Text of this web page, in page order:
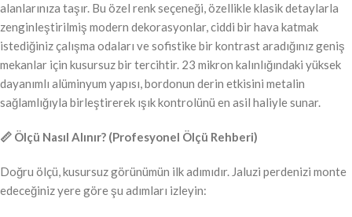
alanlarınıza taşır. Bu özel renk seçeneği, özellikle klasik detaylarla
zenginleştirilmiş modern dekorasyonlar, ciddi bir hava katmak
istediğiniz çalışma odaları ve sofistike bir kontrast aradığınız geniş
mekanlar için kusursuz bir tercihtir. 23 mikron kalınlığındaki yüksek
dayanımlı alüminyum yapısı, bordonun derin etkisini metalin
sağlamlığıyla birleştirerek ışık kontrolünü en asil haliyle sunar.
📏 Ölçü Nasıl Alınır? (Profesyonel Ölçü Rehberi)
Doğru ölçü, kusursuz görünümün ilk adımıdır. Jaluzi perdenizi monte
edeceğiniz yere göre şu adımları izleyin: